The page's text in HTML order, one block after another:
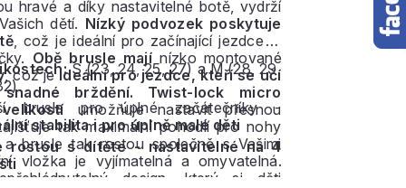
hravé a díky nastavitelné botě, vydrží
dětí. Nízký podvozek poskytuje
, což je ideální pro začínající jezdce či
Obě brusle mají nízko montované
, což je ideální pro jezdce, kteří se učí
brždění.
Twist-lock micro
umožňuje nastavit přesnou
tak maximální pohodlí pro nohy
a brusle tak rostou společně s Vašimi
vložka je vyjímatelná a omyvatelná.
design, který si děti
S (23, 24, 25, 27) a M (28, 29,
brusle pro úplné začátečníky -
stabilita i pro úplně malé děti
rostou s dítěte - nastavitelné na 4